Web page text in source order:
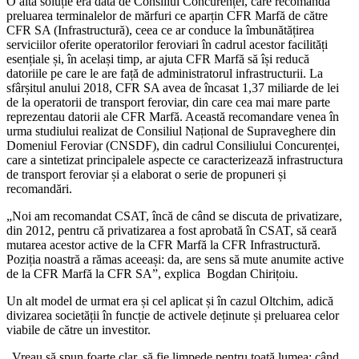
preluarea terminalelor de mărfuri ce aparțin CFR Marfă de către
CFR SA (Infrastructură), ceea ce ar conduce la îmbunătățirea
serviciilor oferite operatorilor feroviari în cadrul acestor facilități
esențiale și, în același timp, ar ajuta CFR Marfă să își reducă
datoriile pe care le are față de administratorul infrastructurii. La
sfârșitul anului 2018, CFR SA avea de încasat 1,37 miliarde de lei
de la operatorii de transport feroviar, din care cea mai mare parte
reprezentau datorii ale CFR Marfă. Această recomandare venea în
urma studiului realizat de Consiliul Național de Supraveghere din
Domeniul Feroviar (CNSDF), din cadrul Consiliului Concurenței,
care a sintetizat principalele aspecte ce caracterizează infrastructura
de transport feroviar și a elaborat o serie de propuneri și
recomandări.
„Noi am recomandat CSAT, încă de când se discuta de privatizare,
din 2012, pentru că privatizarea a fost aprobată în CSAT, să ceară
mutarea acestor active de la CFR Marfă la CFR Infrastructură.
Poziția noastră a rămas aceeași: da, are sens să mute anumite active
de la CFR Marfă la CFR SA”, explica Bogdan Chirițoiu.
Un alt model de urmat era și cel aplicat și în cazul Oltchim, adică
divizarea societății în funcție de activele deținute și preluarea celor
viabile de către un investitor.